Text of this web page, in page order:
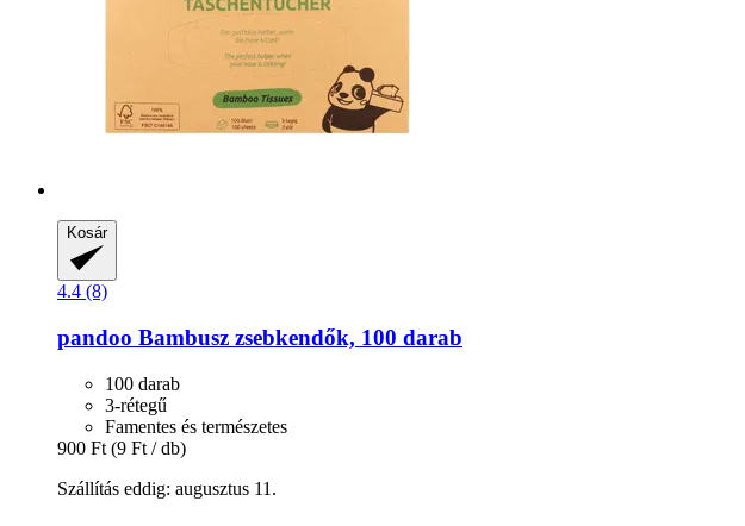
Kosár
4.4 (8)
pandoo Bambusz zsebkendők, 100 darab
100 darab
3-rétegű
Famentes és természetes
900 Ft (9 Ft / db)
Szállítás eddig: augusztus 11.